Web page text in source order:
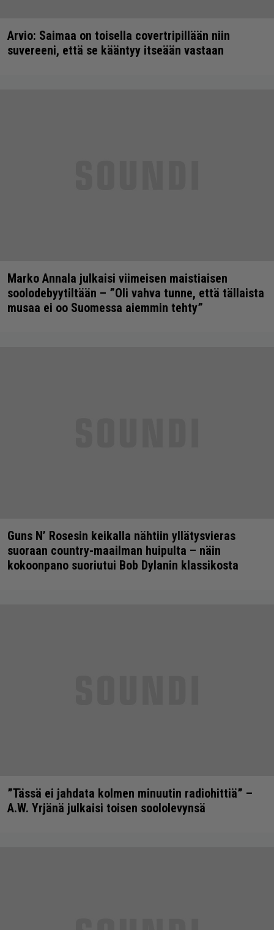
Arvio: Saimaa on toisella covertripillään niin
suvereeni, että se kääntyy itseään vastaan
Marko Annala julkaisi viimeisen maistiaisen
soolodebyytiltään – ”Oli vahva tunne, että tällaista
musaa ei oo Suomessa aiemmin tehty”
Guns N’ Rosesin keikalla nähtiin yllätysvieras
suoraan country-maailman huipulta – näin
kokoonpano suoriutui Bob Dylanin klassikosta
”Tässä ei jahdata kolmen minuutin radiohittiä” –
A.W. Yrjänä julkaisi toisen soololevynsä